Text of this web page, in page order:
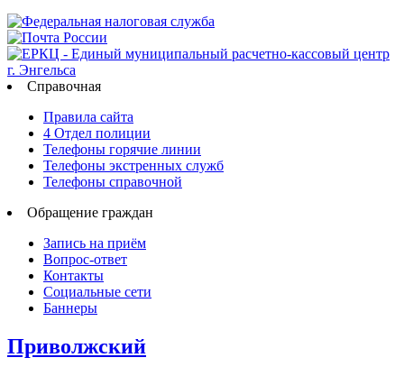
Справочная
Правила сайта
4 Отдел полиции
Телефоны горячие линии
Телефоны экстренных служб
Телефоны справочной
Обращение граждан
Запись на приём
Вопрос-ответ
Контакты
Социальные сети
Баннеры
Приволжский